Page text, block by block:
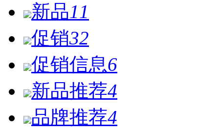
新品11
促销32
促销信息6
新品推荐4
品牌推荐4